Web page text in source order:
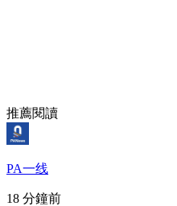
推薦閱讀
PA一线
18 分鐘前